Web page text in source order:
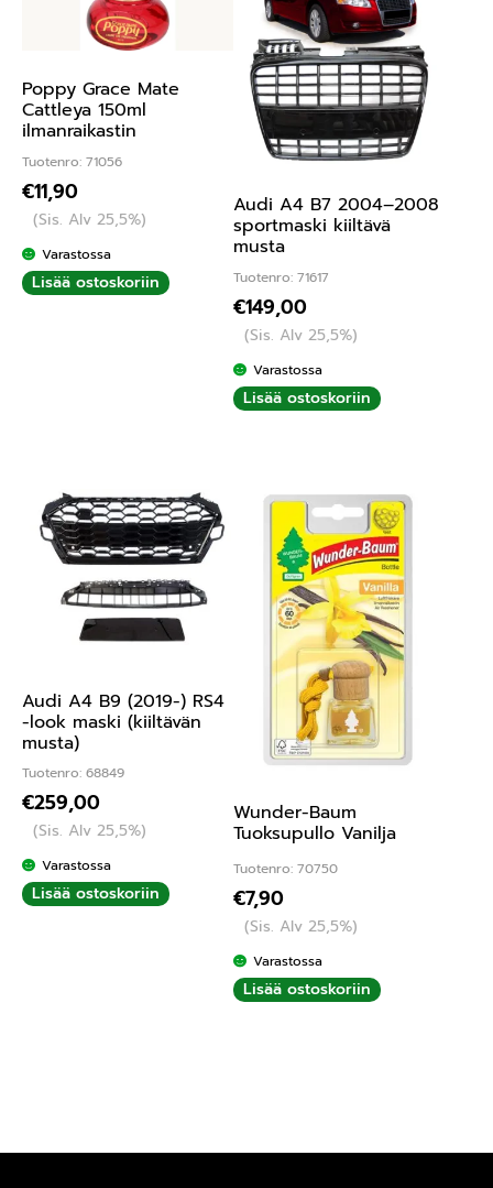
Poppy Grace Mate
Cattleya 150ml
ilmanraikastin
Tuotenro: 71056
€11,90
(Sis. Alv 25,5%)
Varastossa
Lisää ostoskoriin
Audi A4 B7 2004–2008
sportmaski kiiltävä
musta
Tuotenro: 71617
€149,00
(Sis. Alv 25,5%)
Varastossa
Lisää ostoskoriin
Audi A4 B9 (2019-) RS4
-look maski (kiiltävän
musta)
Tuotenro: 68849
€259,00
(Sis. Alv 25,5%)
Varastossa
Lisää ostoskoriin
Wunder-Baum
Tuoksupullo Vanilja
Tuotenro: 70750
€7,90
(Sis. Alv 25,5%)
Varastossa
Lisää ostoskoriin